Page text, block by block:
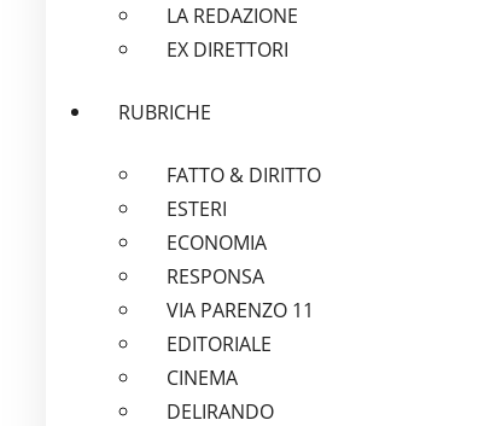
LA REDAZIONE
EX DIRETTORI
RUBRICHE
FATTO & DIRITTO
ESTERI
ECONOMIA
RESPONSA
VIA PARENZO 11
EDITORIALE
CINEMA
DELIRANDO